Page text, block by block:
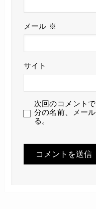
メール ※
サイト
次回のコメント
分の名前、メー
る。